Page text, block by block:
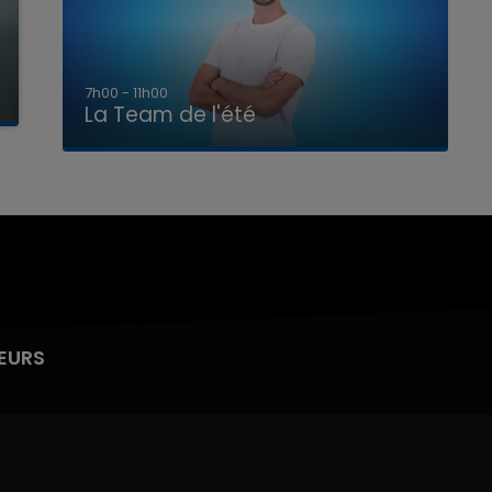
7h00 - 11h00
La Team de l'été